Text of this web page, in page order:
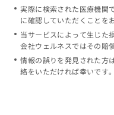
実際に検索された医療機関
に確認していただくことを
当サービスによって生じた
会社ウェルネスではその賠
情報の誤りを発見された方
絡をいただければ幸いです。